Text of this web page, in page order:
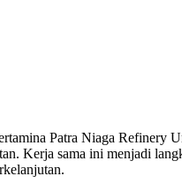
Patra Niaga Refinery
Kerja sama ini menjadi